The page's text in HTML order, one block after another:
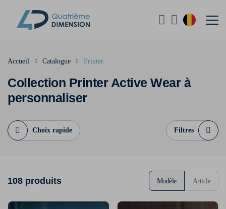
Collection Printer Active Wear à
personnaliser
Accueil Catalogue Printer
Choix rapide Filtres
108 produits Modèle Article